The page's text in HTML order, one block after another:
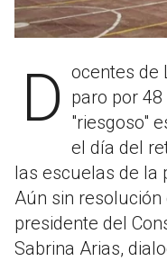
Docentes de La Matanza realizan un paro por
"riesgoso"
el día del
las escuelas de la
Aún sin
presidente del
Sabrina Arias,